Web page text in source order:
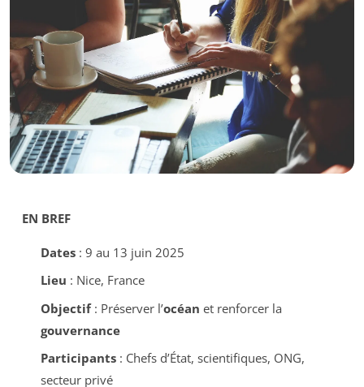
EN BREF
Dates: 9 au 13 juin 2025
Lieu : Nice, France
Objectif: Préserver l’océan et renforcer la
gouvernance
Participants: Chefs d’État, scientifiques, ONG,
secteur privé